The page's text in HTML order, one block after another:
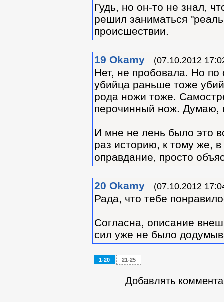
Гудь, но он-то не знал,
решил заниматься
происшествии.
19 Okamy (07.10.2012
Нет, не пробовала. Но по
убийца раньше тоже
рода ножи тоже.
перочинный нож. Думаю,
И мне не лень было это
раз историю, к тому же,
оправдание, просто
20 Okamy (07.10.2012
Рада, что тебе
Согласна, описание
сил уже не было
1-20 21-25
Добавлять